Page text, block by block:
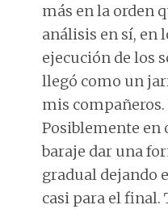
más en la orden
análisis en sí, en
ejecución de los
llegó como un
mis compañeros.
Posiblemente en
baraje dar una
gradual dejando
casi para el final.